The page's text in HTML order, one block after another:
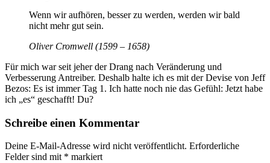
Wenn wir aufhören, besser zu werden, werden wir bald
nicht mehr gut sein.
Oliver Cromwell (1599 – 1658)
Für mich war seit jeher der Drang nach Veränderung und
Verbesserung Antreiber. Deshalb halte ich es mit der Devise von Jeff
Bezos: Es ist immer Tag 1. Ich hatte noch nie das Gefühl: Jetzt habe
ich „es“ geschafft! Du?
Schreibe einen Kommentar
Deine E-Mail-Adresse wird nicht veröffentlicht. Erforderliche
Felder sind mit * markiert